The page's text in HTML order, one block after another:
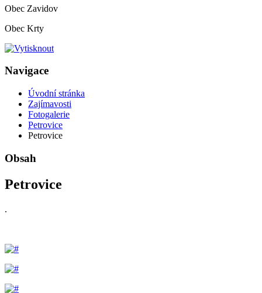
Obec Zavidov
Obec Krty
Navigace
Úvodní stránka
Zajímavosti
Fotogalerie
Petrovice
Petrovice
Obsah
Petrovice
.